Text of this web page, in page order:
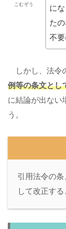
こむぞう
に
た
不要
しかし、法令
例等の条文とし
に結論が出ない
う。
引用法令の
して改正する